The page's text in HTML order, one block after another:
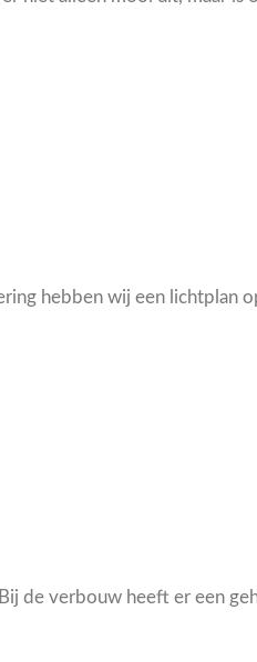
hebben wij een lichtplan
de verbouw heeft er een